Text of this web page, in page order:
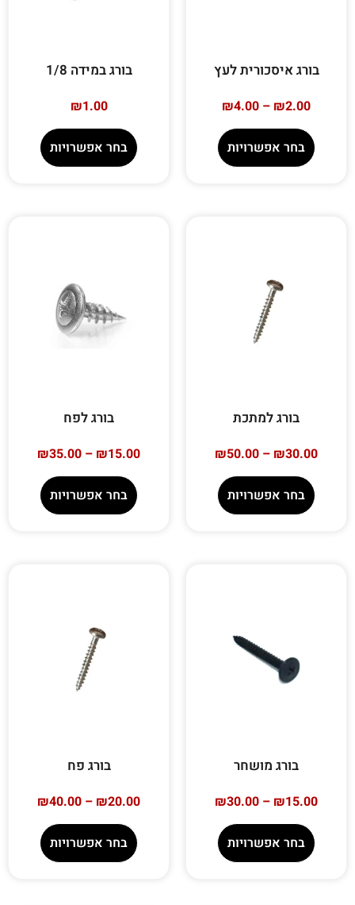
בורג איסכורית לעץ
₪2.00
–
₪4.00
בחר אפשרויות
בורג במידה 1/8
₪1.00
בחר אפשרויות
בורג למתכת
₪30.00
–
₪50.00
בחר אפשרויות
בורג לפח
₪15.00
–
₪35.00
בחר אפשרויות
בורג מושחר
₪15.00
–
₪30.00
בחר אפשרויות
בורג פח
₪20.00
–
₪40.00
בחר אפשרויות